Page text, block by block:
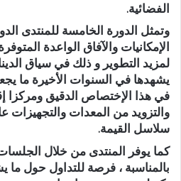
الفضائية.
وتمثل الدورة الخامسة للمنتدى
الإمكانيات والآفاق الواعدة
لمزيد التطوير و ذلك في سياق
يشهدها في السنوات الأخيرة ما
في هذا الإختصاص الدقيق ومركزا
والتزويد من المعدات والتجهيزات
سلاسل القيمة.
كما يوفر المنتدى من خلال
بالمناسبة ، فرصة للتداول حول